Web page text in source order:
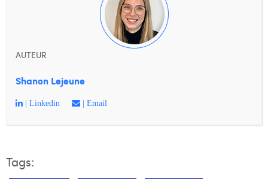
AUTEUR
Shanon Lejeune
| Linkedin | Email
Tags: